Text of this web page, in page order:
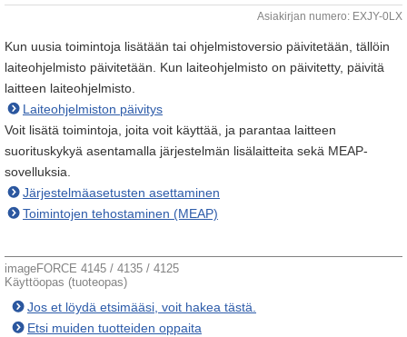
Asiakirjan numero: EXJY-0LX
Kun uusia toimintoja lisätään tai ohjelmistoversio päivitetään, tällöin
laiteohjelmisto päivitetään. Kun laiteohjelmisto on päivitetty, päivitä
laitteen laiteohjelmisto.
Laiteohjelmiston päivitys
Voit lisätä toimintoja, joita voit käyttää, ja parantaa laitteen
suorituskykyä asentamalla järjestelmän lisälaitteita sekä MEAP-
sovelluksia.
Järjestelmäasetusten asettaminen
Toimintojen tehostaminen (MEAP)
imageFORCE 4145 / 4135 / 4125
Käyttöopas (tuoteopas)
Jos et löydä etsimääsi, voit hakea tästä.
Etsi muiden tuotteiden oppaita